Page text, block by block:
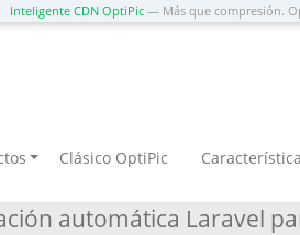
Inteligente CDN OptiPic— Más que compresión.
Clásico OptiPic
tecnología
automática Laravel